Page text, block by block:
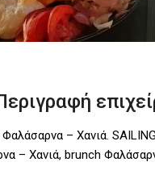
– Χανιά.
– Χανιά, brunch